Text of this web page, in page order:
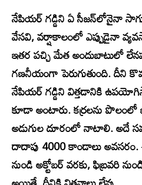
నేపియర్ గడ్డిని ఏ సీజన్‌లోనైనా
వేసవి, వర్షాకాలంలో ఎప్పుడైనా
ఇతర పచ్చి మేత అందుబాటులో
గణనీయంగా పెరుగుతుంది. దీని
నేపియర్ గడ్డిని విత్తడానికి
కూడా అంటారు. కర్రలను పొలంలో
అడుగుల దూరంలో నాటాలి.
దాదాపు 4000 కాండాలు
నుండి అక్టోబర్ వరకు, ఫిబ్రవరి